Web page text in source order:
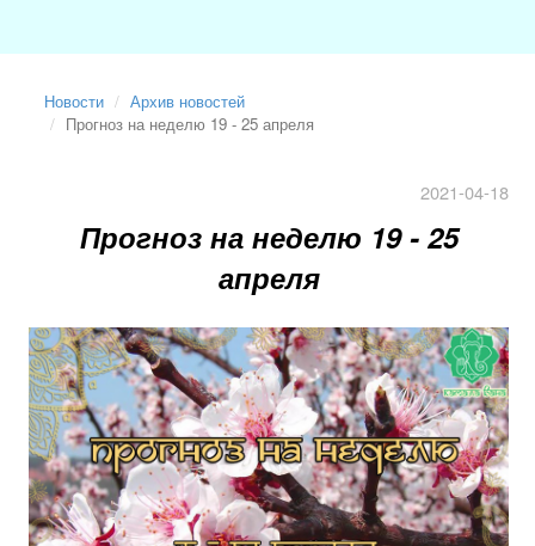
Новости
Архив новостей
Прогноз на неделю 19 - 25 апреля
2021-04-18
Прогноз на неделю 19 - 25
апреля